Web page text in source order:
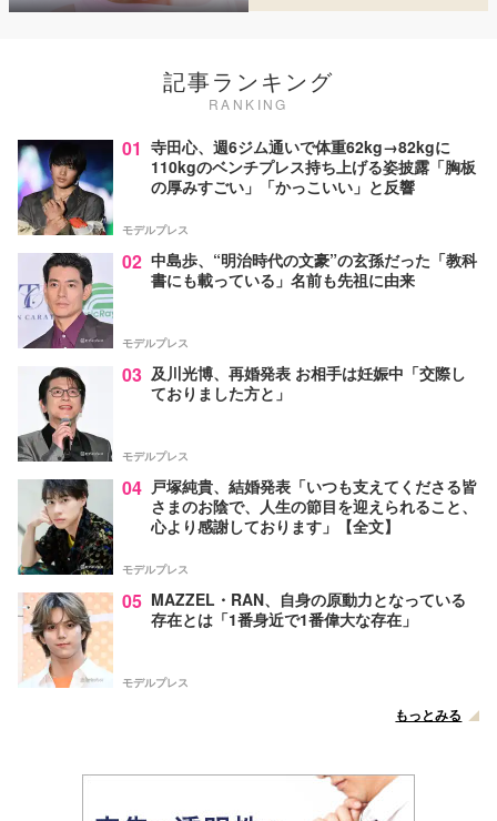
記事ランキング
RANKING
01 寺田心、週6ジム通いで体重62kg→82kgに
110kgのベンチプレス持ち上げる姿披露「胸板
の厚みすごい」「かっこいい」と反響
モデルプレス
02 中島歩、“明治時代の文豪”の玄孫だった「教科
書にも載っている」名前も先祖に由来
モデルプレス
03 及川光博、再婚発表 お相手は妊娠中「交際し
ておりました方と」
モデルプレス
04 戸塚純貴、結婚発表「いつも支えてくださる皆
さまのお陰で、人生の節目を迎えられること、
心より感謝しております」【全文】
モデルプレス
05 MAZZEL・RAN、自身の原動力となっている
存在とは「1番身近で1番偉大な存在」
モデルプレス
もっとみる